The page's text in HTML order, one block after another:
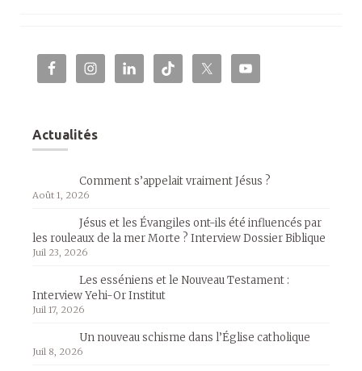
Actualités
Comment s’appelait vraiment Jésus ?
Août 1, 2026
Jésus et les Évangiles ont-ils été influencés par
les rouleaux de la mer Morte ? Interview Dossier Biblique
Juil 23, 2026
Les esséniens et le Nouveau Testament :
Interview Yehi-Or Institut
Juil 17, 2026
Un nouveau schisme dans l’Église catholique
Juil 8, 2026